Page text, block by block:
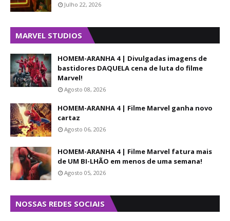
Julho 22, 2026
MARVEL STUDIOS
HOMEM-ARANHA 4 | Divulgadas imagens de
bastidores DAQUELA cena de luta do filme
Marvel!
Agosto 08, 2026
HOMEM-ARANHA 4 | Filme Marvel ganha novo
cartaz
Agosto 06, 2026
HOMEM-ARANHA 4 | Filme Marvel fatura mais
de UM BI-LHÃO em menos de uma semana!
Agosto 05, 2026
NOSSAS REDES SOCIAIS